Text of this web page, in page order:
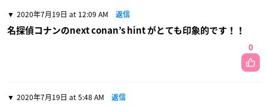
2020年7月19日 at 12:09 AM 返信
名探偵コナンのnext conan’s hint がとても印象的です！！
0
2020年7月19日 at 5:48 AM 返信